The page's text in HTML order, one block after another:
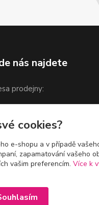
nás najdete
prodejny:
stanice Metra B -
cookies?
e-shopu a v případě
zapamatování vašeho
vašim preferencím. Více k